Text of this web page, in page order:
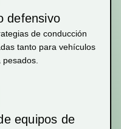
defensivo
de conducción
tanto para vehículos
equipos de